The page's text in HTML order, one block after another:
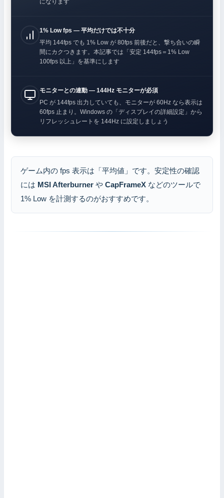
1% Low fps — 平均だけでは不十分
平均 144fps でも 1% Low が 80fps 前後だと、撃ち合いの瞬
間にカクつきます。本記事では「安定 144fps＝1% Low
100fps 以上」を基準にします
モニターとの連動 — 144Hz モニターが必須
PC が 144fps 出力していても、モニターが 60Hz なら表示は
60fps 止まり。Windows の「ディスプレイの詳細設定」から
リフレッシュレートを 144Hz に設定しましょう
ゲーム内の fps 表示は「平均値」です。安定性の確認
には MSI Afterburner やCapFrameX などのツールで
1% Low を計測するのがおすすめです。